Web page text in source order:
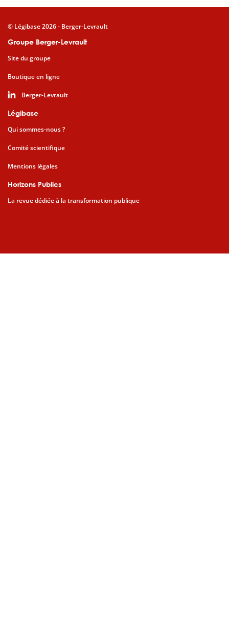
Groupe Berger-Levrault
Site du groupe
Boutique en ligne
Berger-Levrault
Légibase
Qui sommes-nous ?
Comité scientifique
Mentions légales
Horizons Publics
La revue dédiée à la transformation publique
© Légibase 2026 - Berger-Levrault